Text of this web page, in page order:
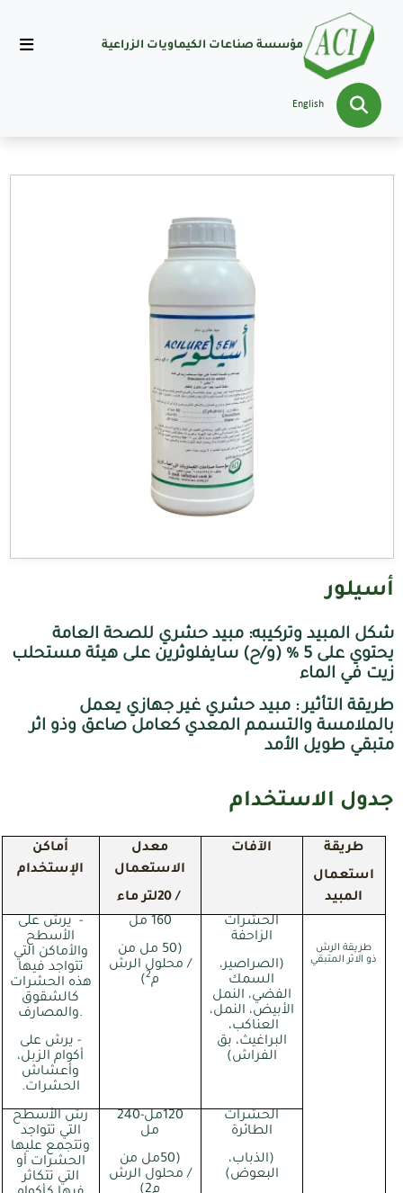
مؤسسة صناعات الكيماويات الزراعية
English
أسيلور
شكل المبيد وتركيبه: مبيد حشري للصحة العامة
يحتوي على 5 % (و/ح) سايفلوثرين على هيئة مستحلب
زيت في الماء
طريقة التأثير : مبيد حشري غير جهازي يعمل
بالملامسة والتسمم المعدي كعامل صاعق وذو اثر
متبقي طويل الأمد
جدول الاستخدام
طريقة
استعمال
المبيد
الآفات
معدل
الاستعمال
/ 20لتر ماء
أماكن
الإستخدام
طريقة الرش
ذو الاثر المتبقي
الحشرات
الزاحفة
(الصراصير،
السمك
الفضي، النمل
الأبيض، النمل،
العناكب،
البراغيث، بق
الفراش)
160 مل
(50 مل من
محلول الرش /
م2
)
- يرش على
الأسطح
والأماكن التي
تتواجد فيها
هذه الحشرات
كالشقوق
والمصارف.
- يرش على
أكوام الزبل،
وأعشاش
الحشرات.
الحشرات
الطائرة
(الذباب،
البعوض)
120مل-240
مل
(50مل من
محلول الرش /
رش الأسطح
التي تتواجد
وتتجمع عليها
الحشرات أو
التي تتكاثر